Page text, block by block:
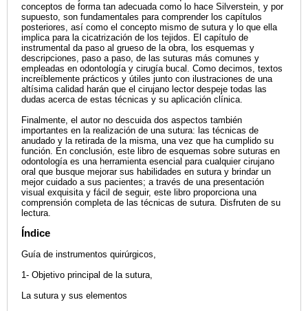
conceptos de forma tan adecuada como lo hace Silverstein, y por
supuesto, son fundamentales para comprender los capítulos
posteriores, así como el concepto mismo de sutura y lo que ella
implica para la cicatrización de los tejidos. El capítulo de
instrumental da paso al grueso de la obra, los esquemas y
descripciones, paso a paso, de las suturas más comunes y
empleadas en odontología y cirugía bucal. Como decimos, textos
increíblemente prácticos y útiles junto con ilustraciones de una
altísima calidad harán que el cirujano lector despeje todas las
dudas acerca de estas técnicas y su aplicación clínica.
Finalmente, el autor no descuida dos aspectos también
importantes en la realización de una sutura: las técnicas de
anudado y la retirada de la misma, una vez que ha cumplido su
función. En conclusión, este libro de esquemas sobre suturas en
odontología es una herramienta esencial para cualquier cirujano
oral que busque mejorar sus habilidades en sutura y brindar un
mejor cuidado a sus pacientes; a través de una presentación
visual exquisita y fácil de seguir, este libro proporciona una
comprensión completa de las técnicas de sutura. Disfruten de su
lectura.
Índice
Guía de instrumentos quirúrgicos,
1- Objetivo principal de la sutura,
La sutura y sus elementos